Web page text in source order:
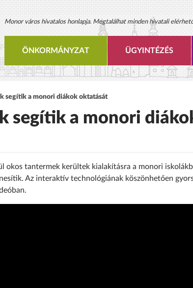
Monor város hivatalos honlapja. Megtalálhat minden hivatali
ÖNKORMÁNYZAT ÜGYINTÉZÉS
segítik a monori diákok oktatását
segítik a monori
okos tantermek kerültek kialakításra a monori
Az interaktív technológiának köszönhetően